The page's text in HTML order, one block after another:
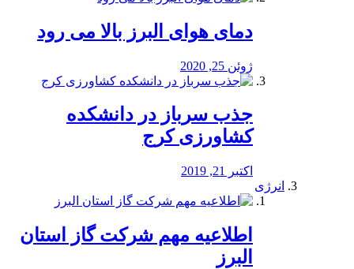
دمای هوای البرز بالا می رود
ژوئن 25, 2020
جذب سرباز در دانشکده
کشاورزی کرج
اکتبر 21, 2019
انرژی
️اطلاعیه مهم شرکت گاز استان
البرز